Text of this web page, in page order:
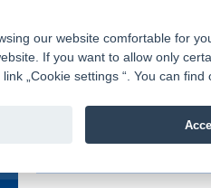
Fio banka
our website comfortable for
If you want to allow only
„Cookie settings “. You can